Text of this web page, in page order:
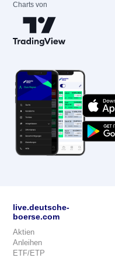
Charts von
live.deutsche-
boerse.com
Aktien
Anleihen
ETF/ETP